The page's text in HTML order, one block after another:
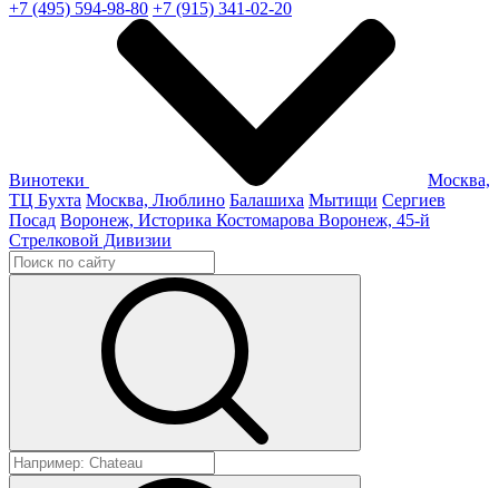
+7 (495) 594-98-80 +7 (915) 341-02-20
Винотеки
Москва,
ТЦ Бухта Москва, Люблино Балашиха Мытищи Сергиев
Посад Воронеж, Историка Костомарова Воронеж, 45-й
Стрелковой Дивизии